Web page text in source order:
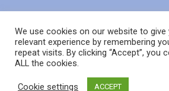
We use cookies on our website to
relevant experience by remembering
repeat visits. By clicking “Accept”, you
ALL the cookies.
Cookie settings ACCEPT